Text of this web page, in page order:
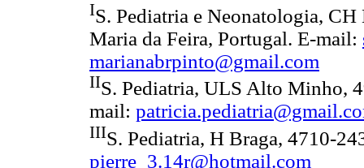
IS. Pediatria e Neonatologia,
Maria da Feira, Portugal. E-mail:
marianabrpinto@gmail.com
IIS. Pediatria, ULS Alto Minho,
mail:
IIIS. Pediatria, H Braga, 4710-
pierre_3.14r@hotmail.com